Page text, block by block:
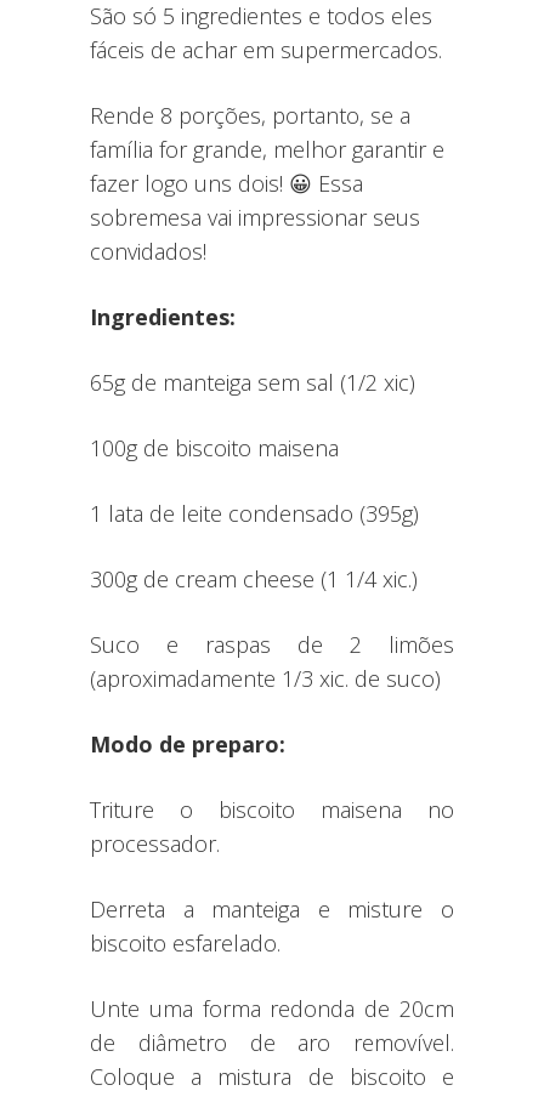
São só 5 ingredientes e todos eles
fáceis de achar em supermercados.
Rende 8 porções, portanto, se a
família for grande, melhor garantir e
fazer logo uns dois! 😀 Essa
sobremesa vai impressionar seus
convidados!
Ingredientes:
65g de manteiga sem sal (1/2 xic)
100g de biscoito maisena
1 lata de leite condensado (395g)
300g de cream cheese (1 1/4 xic.)
Suco e raspas de 2 limões
(aproximadamente 1/3 xic. de suco)
Modo de preparo:
Triture o biscoito maisena no
processador.
Derreta a manteiga e misture o
biscoito esfarelado.
Unte uma forma redonda de 20cm
de diâmetro de aro removível.
Coloque a mistura de biscoito e